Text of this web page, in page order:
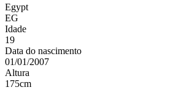
Egypt
EG
Idade
19
Data do nascimento
01/01/2007
Altura
175cm